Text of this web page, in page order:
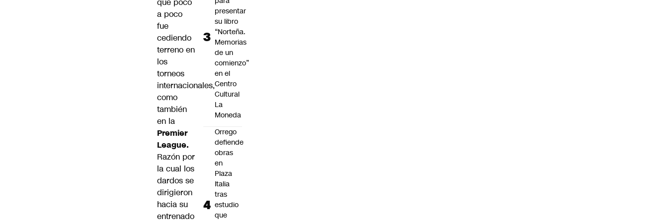
que poco
a poco
fue
cediendo
terreno en
los
torneos
internacionales,
como
también
en la
Premier
League.
Razón por
la cual los
dardos se
dirigieron
hacia su
entrenado
presentar
su libro
“Norteña.
Memorias
de un
comienzo”
en el
Centro
Cultural
La
Moneda
Orrego
defiende
obras
en
Plaza
Italia
tras
estudio
que